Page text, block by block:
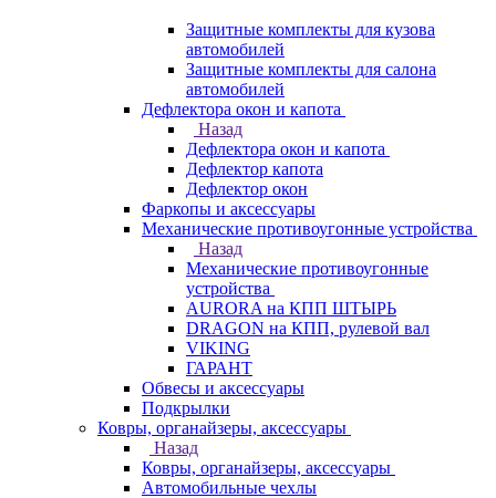
Защитные комплекты для кузова
автомобилей
Защитные комплекты для салона
автомобилей
Дефлектора окон и капота
Назад
Дефлектора окон и капота
Дефлектор капота
Дефлектор окон
Фаркопы и аксессуары
Механические противоугонные устройства
Назад
Механические противоугонные
устройства
AURORA на КПП ШТЫРЬ
DRAGON на КПП, рулевой вал
VIKING
ГАРАНТ
Обвесы и аксессуары
Подкрылки
Ковры, органайзеры, аксессуары
Назад
Ковры, органайзеры, аксессуары
Автомобильные чехлы